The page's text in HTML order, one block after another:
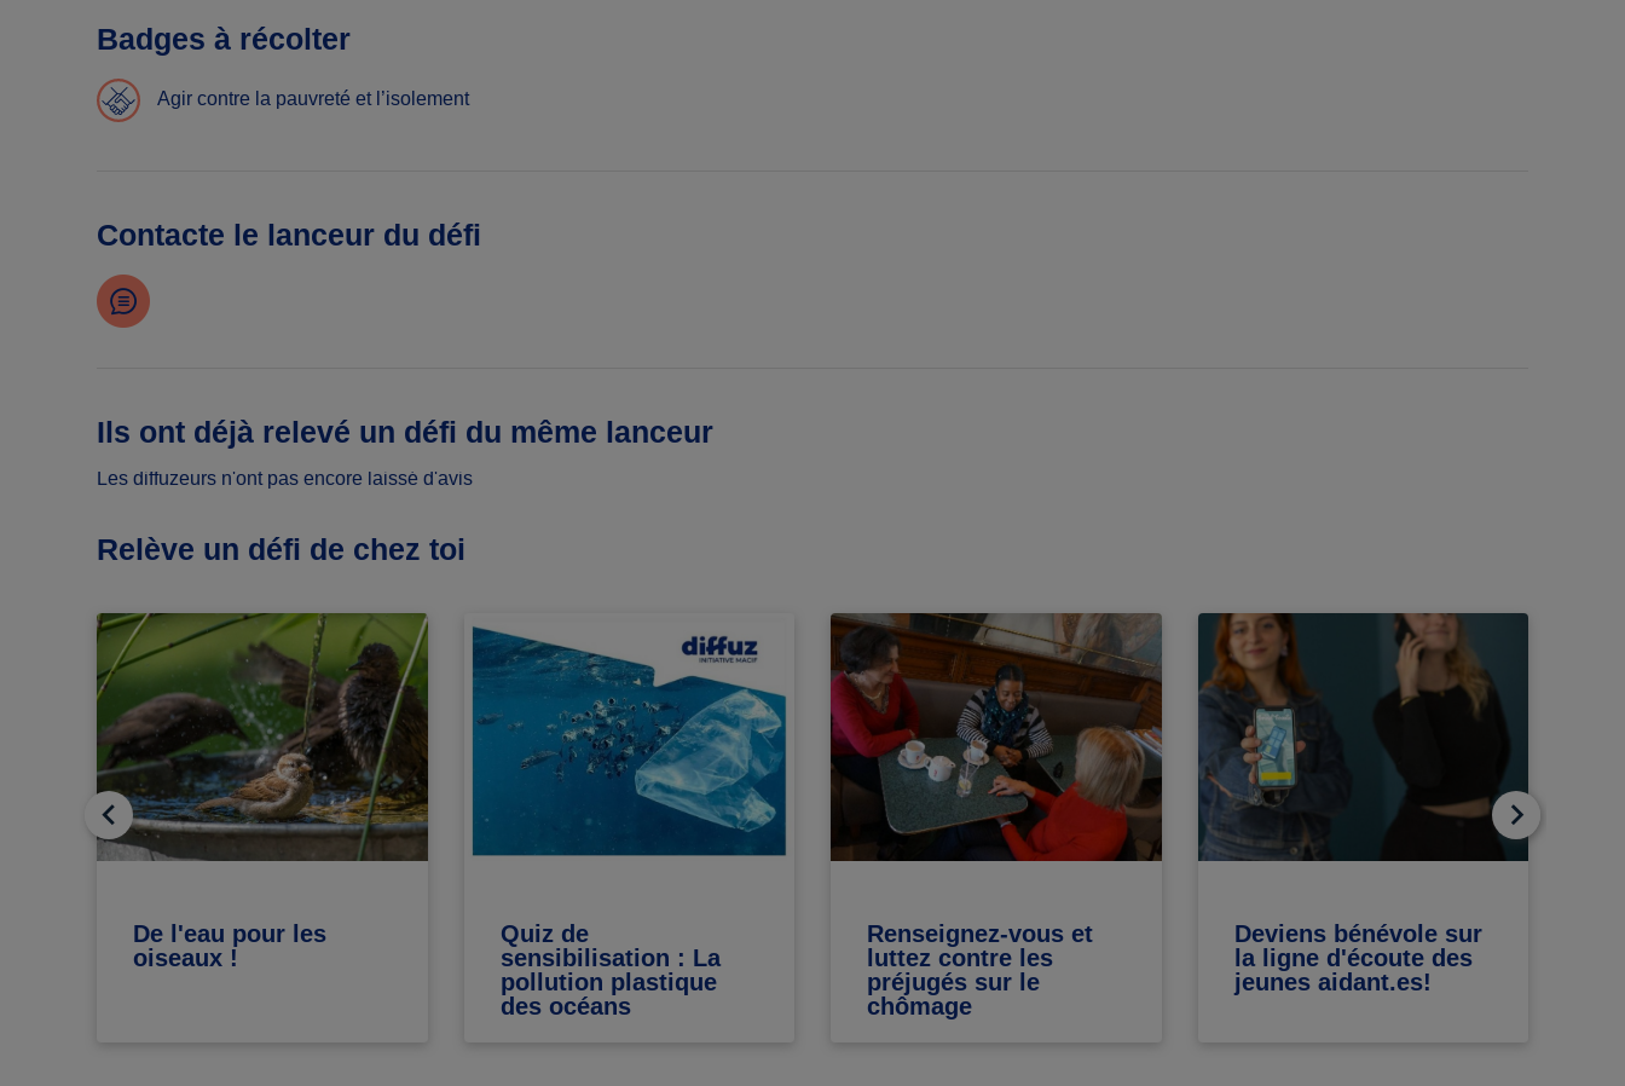
Badges à récolter
Agir contre la pauvreté et l’isolement
Contacte le lanceur du défi
Ils ont déjà relevé un défi du même lanceur
Les diffuzeurs n'ont pas encore laissé d'avis
Relève un défi de chez toi
De l'eau pour les
oiseaux !
Quiz de
sensibilisation : La
pollution plastique
des océans
Renseignez-vous et
luttez contre les
préjugés sur le
chômage
Deviens bénévole sur
la ligne d'écoute des
jeunes aidant.es!